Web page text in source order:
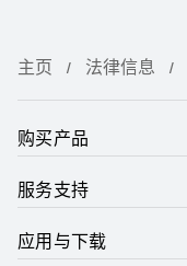
主页 法律信息
购买产品
服务支持
应用与下载